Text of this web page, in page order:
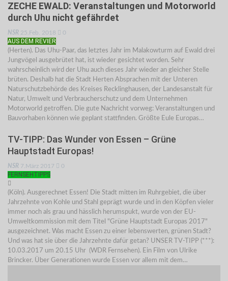
ZECHE EWALD: Veranstaltungen und Motorworld
durch Uhu nicht gefährdet
NSR 25.Feb. 2018 0
AUS DEM REVIER
(Herten). Das Uhu-Paar, das letztes Jahr im Malakowturm auf Ewald drei
Jungvögel ausgebrütet hat, ist wieder gesichtet worden. Sehr
wahrscheinlich wird der Uhu auch dieses Jahr wieder an gleicher Stelle
brüten. Deshalb hat die Stadt Herten Absprachen mit der Unteren
Naturschutzbehörde des Kreises Recklinghausen, der Landesanstalt für
Natur, Umwelt und Verbraucherschutz und dem Unternehmen
Motorworld getroffen. Die gute Nachricht vorweg: Veranstaltungen und
Bauvorhaben können wie geplant stattfinden. Größte Eule Europas…
TV-TIPP: Das Wunder von Essen – Grüne
Hauptstadt Europas!
NSR 7.März 2017 0
FERNSEHTIPPS
(Köln). Ausgerechnet Essen! Die Stadt mitten im Ruhrgebiet, die über
Jahrzehnte von Kohle und Stahl geprägt wurde und in den Köpfen vieler
immer noch als grau und hässlich herumspukt, wurde von der EU-
Umweltkommission mit dem Titel "Grüne Hauptstadt Europas 2017"
ausgezeichnet. Was macht Essen zu einer lebenswerten, grünen Stadt?
Und was hat sie über die Jahrzehnte dafür getan? UNSER TV-TIPP (***):
10.03.2017 um 20.15 Uhr (WDR Fernsehen). Ein Film von Ulrike
Brincker. Über Generationen wurde Essen vor allem mit dem…